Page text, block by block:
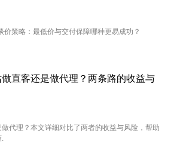
价策略：最低价与交付保障哪种更易成功？
直客还是做代理？两条路的收益与
代理？本文详细对比了两者的收益与风险，帮助
.